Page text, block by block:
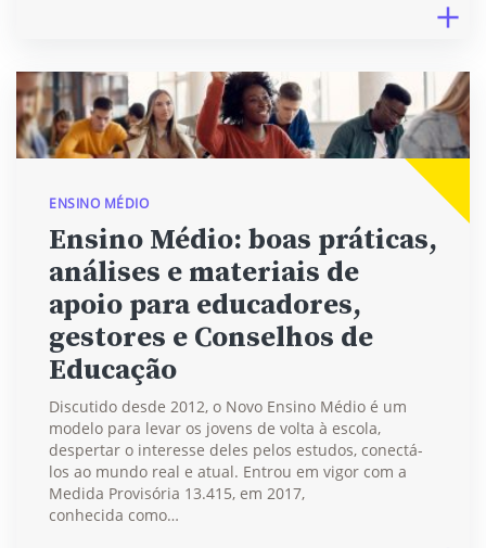
ENSINO MÉDIO
Ensino Médio: boas práticas,
análises e materiais de
apoio para educadores,
gestores e Conselhos de
Educação
Discutido desde 2012, o Novo Ensino Médio é um
modelo para levar os jovens de volta à escola,
despertar o interesse deles pelos estudos, conectá-
los ao mundo real e atual. Entrou em vigor com a
Medida Provisória 13.415, em 2017,
conhecida como…